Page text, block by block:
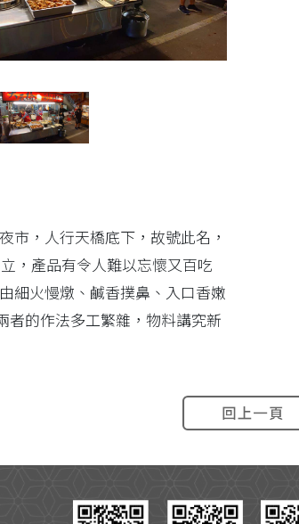
市，人行天橋底下，故號此名，
，產品有令人難以忘懷又百吃
細火慢燉、鹹香撲鼻、入口香嫩
者的作法多工繁雜，物料講究新